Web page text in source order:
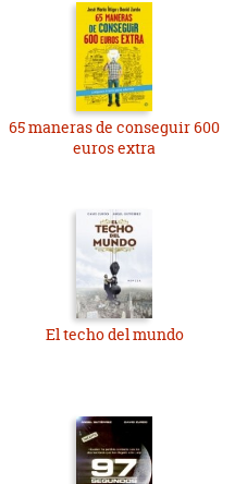
65 maneras de conseguir 600
euros extra
El techo del mundo